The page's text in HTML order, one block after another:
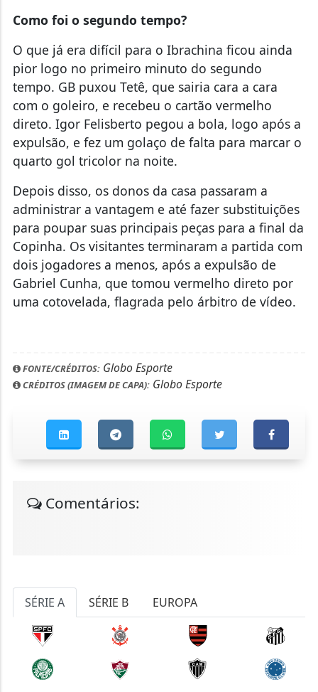
Como foi o segundo tempo?
O que já era difícil para o Ibrachina ficou ainda
pior logo no primeiro minuto do segundo
tempo. GB puxou Tetê, que sairia cara a cara
com o goleiro, e recebeu o cartão vermelho
direto. Igor Felisberto pegou a bola, logo após a
expulsão, e fez um golaço de falta para marcar o
quarto gol tricolor na noite.
Depois disso, os donos da casa passaram a
administrar a vantagem e até fazer substituições
para poupar suas principais peças para a final da
Copinha. Os visitantes terminaram a partida com
dois jogadores a menos, após a expulsão de
Gabriel Cunha, que tomou vermelho direto por
uma cotovelada, flagrada pelo árbitro de vídeo.
FONTE/CRÉDITOS:Globo Esporte
CRÉDITOS (IMAGEM DE CAPA):Globo Esporte
Comentários:
SÉRIE A SÉRIE B EUROPA